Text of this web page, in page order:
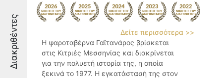
Διακριθέντες
Δείτε περισσότερα >>
Η ψαροταβέρνα Γαϊτανάρος βρίσκεται
στις Κιτριές Μεσσηνίας και διακρίνεται
για την πολυετή ιστορία της, η οποία
ξεκινά το 1977. Η εγκατάστασή της στον